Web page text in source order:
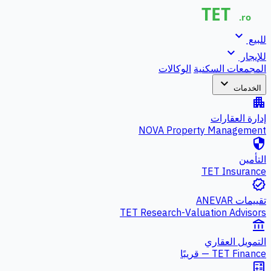
للبيع expand_more
للإيجار expand_more
المجمعات السكنية الوكالات
الخدمات expand_more
apartment
إدارة العقارات
NOVA Property Management
security
التأمين
TET Insurance
verified
تقييمات ANEVAR
TET Research-Valuation Advisors
account_balance
التمويل العقاري
TET Finance — قريبًا
calculate